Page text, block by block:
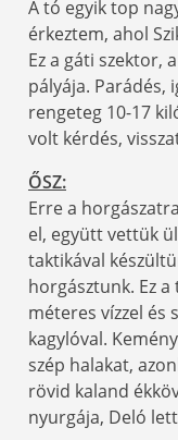
A tó egyik top
érkeztem, ahol
Ez a gáti szektor,
pályája. Parádés,
rengeteg 10-17
volt kérdés,
ŐSZ:
Erre a
el, együtt vettük
taktikával
horgásztunk. Ez
méteres vízzel és
kagylóval.
szép halakat,
rövid kaland
nyurgája, Deló